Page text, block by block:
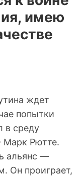
имею
ждет
попытки
в среду
Марк Рютте.
альянс —
Он проиграет,